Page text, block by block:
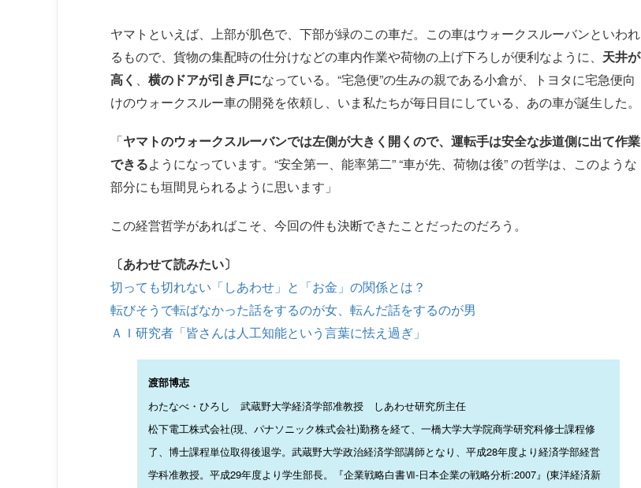
ヤマトといえば、上部が肌色で、下部が緑のこの車だ。この車はウォークスルーバンといわれ
るもので、貨物の集配時の仕分けなどの車内作業や荷物の上げ下ろしが便利なように、 天井が
高く 、 横のドアが引き戸になっている。“宅急便”の生みの親である小倉が、トヨタに宅急便向
けのウォークスルー車の開発を依頼し、いま私たちが毎日目にしている、あの車が誕生した。
「ヤマトのウォークスルーバンでは左側が大きく開くので、運転手は安全な歩道側に出て作業
できるようになっています。“安全第一、能率第二” “車が先、荷物は後” の哲学は、このような
部分にも垣間見られるように思います」
この経営哲学があればこそ、今回の件も決断できたことだったのだろう。
〔あわせて読みたい〕
切っても切れない「しあわせ」と「お金」の関係とは？
転びそうで転ばなかった話をするのが女、転んだ話をするのが男
ＡＩ研究者「皆さんは人工知能という言葉に怯え過ぎ」
渡部博志
わたなべ・ひろし 武蔵野大学経済学部准教授 しあわせ研究所主任
松下電工株式会社(現、パナソニック株式会社)勤務を経て、一橋大学大学院商学研究科修士課程修
了、博士課程単位取得後退学。武蔵野大学政治経済学部講師となり、平成28年度より経済学部経営
学科准教授。平成29年度より学生部長。『企業戦略白書Ⅶ-日本企業の戦略分析:2007』(東洋経済新